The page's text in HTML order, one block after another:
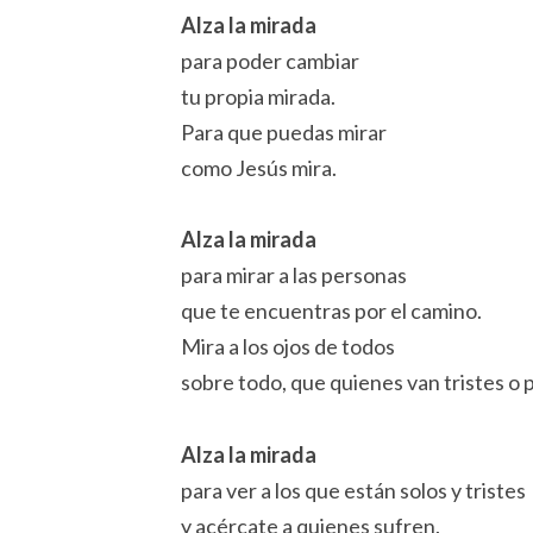
Alza la mirada
para poder cambiar
tu propia mirada.
Para que puedas mirar
como Jesús mira.
Alza la mirada
para mirar a las personas
que te encuentras por el camino.
Mira a los ojos de todos
sobre todo, que quienes van tristes o
Alza la mirada
para ver a los que están solos y tristes
y acércate a quienes sufren.